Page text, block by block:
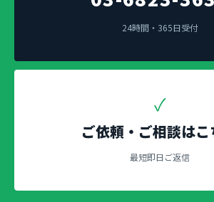
24時間・365日受付
✓
ご依頼・ご相談はこ
最短即日ご返信